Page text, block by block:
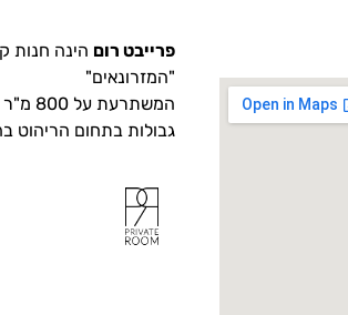
פרייבט רום הינה חנות
"המזרונאים"
גבולות בתחום הריהוט